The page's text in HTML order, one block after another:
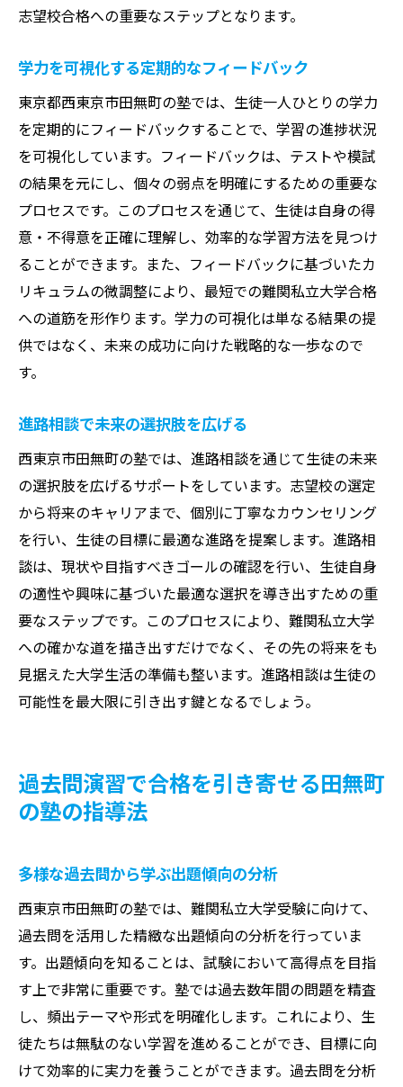
志望校合格への重要なステップとなります。
学力を可視化する定期的なフィードバック
東京都西東京市田無町の塾では、生徒一人ひとりの学力
を定期的にフィードバックすることで、学習の進捗状況
を可視化しています。フィードバックは、テストや模試
の結果を元にし、個々の弱点を明確にするための重要な
プロセスです。このプロセスを通じて、生徒は自身の得
意・不得意を正確に理解し、効率的な学習方法を見つけ
ることができます。また、フィードバックに基づいたカ
リキュラムの微調整により、最短での難関私立大学合格
への道筋を形作ります。学力の可視化は単なる結果の提
供ではなく、未来の成功に向けた戦略的な一歩なので
す。
進路相談で未来の選択肢を広げる
西東京市田無町の塾では、進路相談を通じて生徒の未来
の選択肢を広げるサポートをしています。志望校の選定
から将来のキャリアまで、個別に丁寧なカウンセリング
を行い、生徒の目標に最適な進路を提案します。進路相
談は、現状や目指すべきゴールの確認を行い、生徒自身
の適性や興味に基づいた最適な選択を導き出すための重
要なステップです。このプロセスにより、難関私立大学
への確かな道を描き出すだけでなく、その先の将来をも
見据えた大学生活の準備も整います。進路相談は生徒の
可能性を最大限に引き出す鍵となるでしょう。
過去問演習で合格を引き寄せる田無町
の塾の指導法
多様な過去問から学ぶ出題傾向の分析
西東京市田無町の塾では、難関私立大学受験に向けて、
過去問を活用した精緻な出題傾向の分析を行っていま
す。出題傾向を知ることは、試験において高得点を目指
す上で非常に重要です。塾では過去数年間の問題を精査
し、頻出テーマや形式を明確化します。これにより、生
徒たちは無駄のない学習を進めることができ、目標に向
けて効率的に実力を養うことができます。過去問を分析